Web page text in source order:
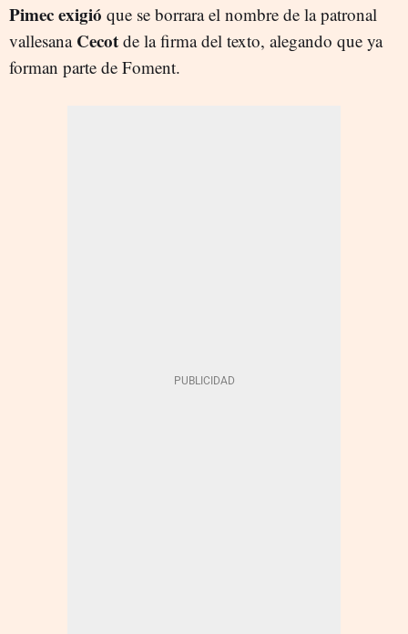
Pimec exigió que se borrara el nombre de la patronal
vallesana Cecot de la firma del texto, alegando que ya
forman parte de Foment.